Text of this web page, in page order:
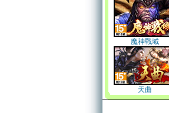
魔神戰域
天曲